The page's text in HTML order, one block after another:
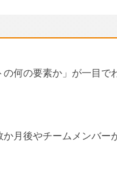
何の要素か」が一目で
月後やチームメンバー